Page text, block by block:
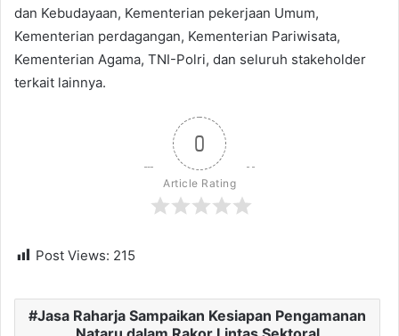
dan Kebudayaan, Kementerian pekerjaan Umum,
Kementerian perdagangan, Kementerian Pariwisata,
Kementerian Agama, TNI-Polri, dan seluruh stakeholder
terkait lainnya.
0
Article Rating
Post Views: 215
Jasa Raharja Sampaikan Kesiapan Pengamanan